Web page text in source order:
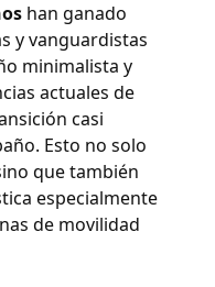
han ganado
y vanguardistas
minimalista y
actuales de
casi
Esto no solo
que también
especialmente
de movilidad